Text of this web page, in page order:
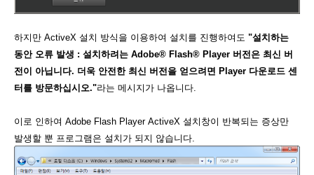
하지만 ActiveX 설치 방식을 이용하여 설치를 진행하여도 "설치하는
동안 오류 발생 : 설치하려는 Adobe® Flash® Player 버전은 최신 버
전이 아닙니다. 더욱 안전한 최신 버전을 얻으려면 Player 다운로드 센
터를 방문하십시오."라는 메시지가 나옵니다.
이로 인하여 Adobe Flash Player ActiveX 설치창이 반복되는 증상만
발생할 뿐 프로그램은 설치가 되지 않습니다.